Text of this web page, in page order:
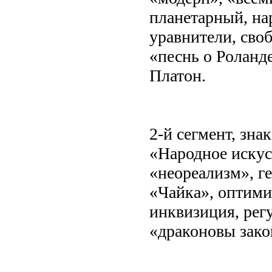
планетарный,
уравнители,
«песнь о
Платон.
2-й сегмент,
«Народное
«неореализм»,
«Чайка»,
инквизиция,
«драконовы